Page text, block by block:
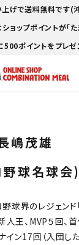
げで送料無料です(
ップポイントが「た
ポイントをプレゼ
嶋茂雄
球名球会)
界のレジェンド
人王、MVP５回、
イン17回（入団